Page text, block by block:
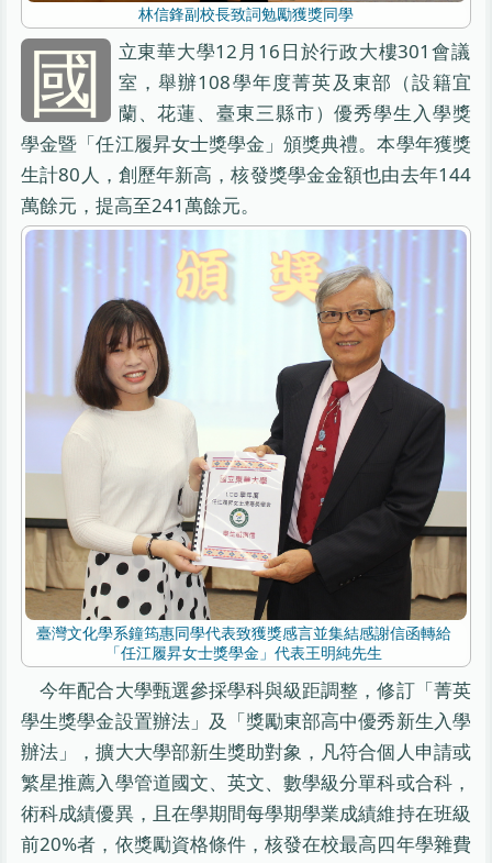
林信鋒副校長致詞勉勵獲獎同學
國
立東華大學12月16日於行政大樓301會議
室，舉辦108學年度菁英及東部（設籍宜
蘭、花蓮、臺東三縣市）優秀學生入學獎
學金暨「任江履昇女士獎學金」頒獎典禮。本學年獲獎
生計80人，創歷年新高，核發獎學金金額也由去年144
萬餘元，提高至241萬餘元。
臺灣文化學系鐘筠惠同學代表致獲獎感言並集結感謝信函轉給
「任江履昇女士獎學金」代表王明純先生
今年配合大學甄選參採學科與級距調整，修訂「菁英
學生獎學金設置辦法」及「獎勵東部高中優秀新生入學
辦法」，擴大大學部新生獎助對象，凡符合個人申請或
繁星推薦入學管道國文、英文、數學級分單科或合科，
術科成績優異，且在學期間每學期學業成績維持在班級
前20%者，依獎勵資格條件，核發在校最高四年學雜費